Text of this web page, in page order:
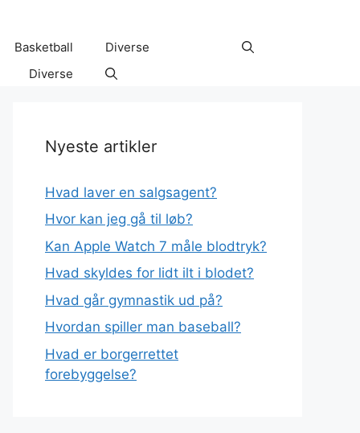
Basketball
Diverse
Diverse
Nyeste artikler
Hvad laver en salgsagent?
Hvor kan jeg gå til løb?
Kan Apple Watch 7 måle blodtryk?
Hvad skyldes for lidt ilt i blodet?
Hvad går gymnastik ud på?
Hvordan spiller man baseball?
Hvad er borgerrettet
forebyggelse?